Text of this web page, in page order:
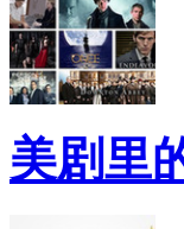
美剧里